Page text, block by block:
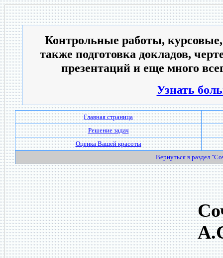
Контрольные работы,
также подготовка докладов,
презентаций и еще много
Узнать
Главная страница
Решение задач
Оценка Вашей красоты
Вернуться в раздел